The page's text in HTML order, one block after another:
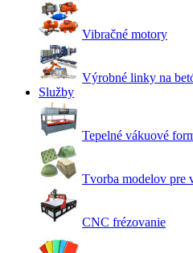
Vibračné motory
Výrobné linky na
Služby
Tepelné vákuové
Tvorba modelov pre
CNC frézovanie